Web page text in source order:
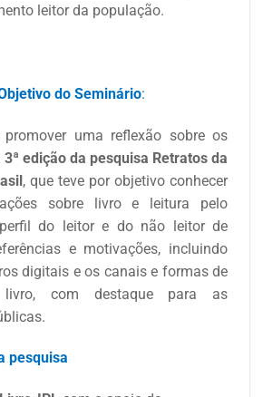
leitor da população.
do Seminário:
promover uma reflexão sobre os
3ª edição da pesquisa Retratos da
, que teve por objetivo conhecer
sobre livro e leitura pelo
do leitor e do não leitor de
e motivações, incluindo
digitais e os canais e formas de
com destaque para as
pesquisa